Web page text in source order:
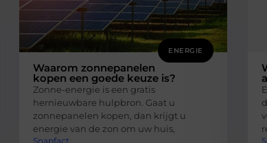
ENERGIE
Waarom zonnepanelen
kopen een goede keuze is?
Zonne-energie is een gratis
hernieuwbare hulpbron. Gaat u
zonnepanelen kopen, dan krijgt u
energie van de zon om uw huis,
Snapfact